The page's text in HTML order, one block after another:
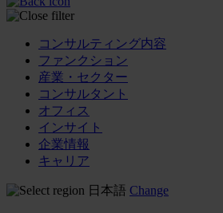
コンサルティング内容
ファンクション
産業・セクター
コンサルタント
オフィス
インサイト
企業情報
キャリア
日本語 Change